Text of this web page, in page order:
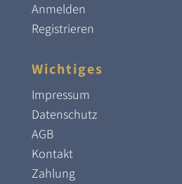
Anmelden
Registrieren
Wichtiges
Impressum
Datenschutz
AGB
Kontakt
Zahlung